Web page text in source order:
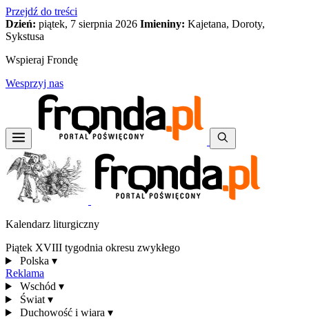
Przejdź do treści
Dzień: piątek, 7 sierpnia 2026 Imieniny: Kajetana, Doroty,
Sykstusa
Wspieraj Frondę
Wesprzyj nas
Kalendarz liturgiczny
Piątek XVIII tygodnia okresu zwykłego
Polska ▾
Reklama
Wschód ▾
Świat ▾
Duchowość i wiara ▾